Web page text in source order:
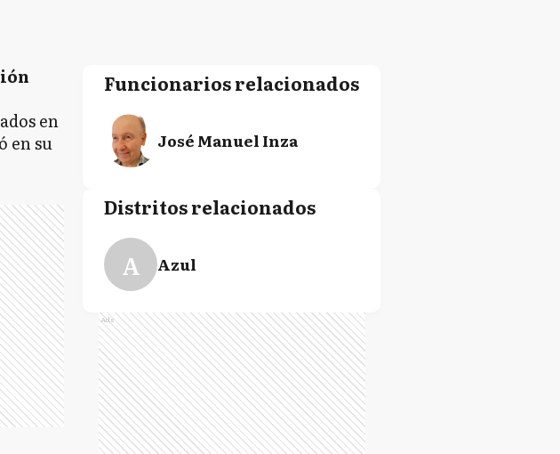
en
en su
Funcionarios relacionados
José Manuel Inza
Distritos relacionados
A Azul
Ads